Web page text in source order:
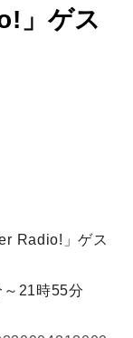
」ゲス
Radio!」ゲス
～21時55分